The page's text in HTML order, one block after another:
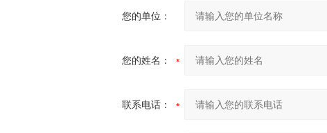
您的单位：
您的姓名：
联系电话：